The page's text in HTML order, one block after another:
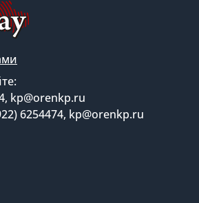
kp@orenkp.ru
6254474, kp@orenkp.ru